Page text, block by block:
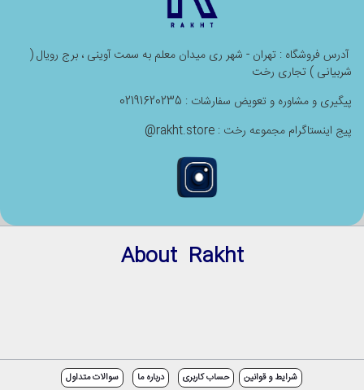
آدرس فروشگاه : تهران - شهر ری میدان معلم به سمت آوینی ، برج رویال (
شربیانی ) تجاری رخت
پیگیری و مشاوره و تعویض سفارشات : 02191620235
پیج اینستاگرام مجموعه رخت : rakht.store@
About Rakht
شرایط و قوانین حساب کاربری درباره ما سوالات متداول